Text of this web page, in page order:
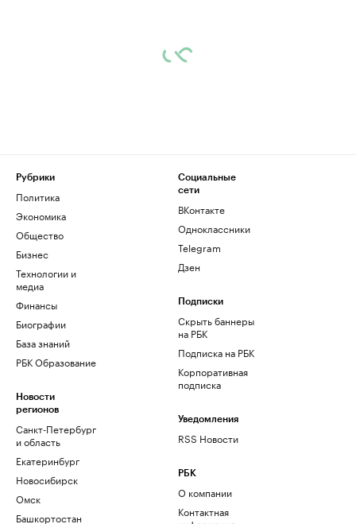
Рубрики
Политика
Экономика
Общество
Бизнес
Технологии и
медиа
Финансы
Биографии
База знаний
РБК Образование
Новости
регионов
Санкт-Петербург
и область
Екатеринбург
Новосибирск
Омск
Башкортостан
Социальные
сети
ВКонтакте
Одноклассники
Telegram
Дзен
Подписки
Скрыть баннеры
на РБК
Подписка на РБК
Корпоративная
подписка
Уведомления
RSS Новости
РБК
О компании
Контактная